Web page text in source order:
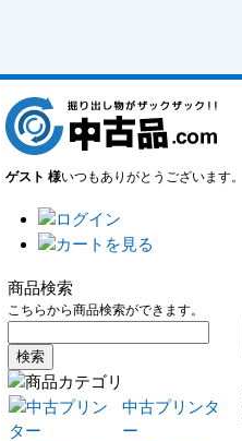
ゲスト 様いつもありがとうございます。
商品検索
こちらから商品検索ができます。
中古プリンタ
ー